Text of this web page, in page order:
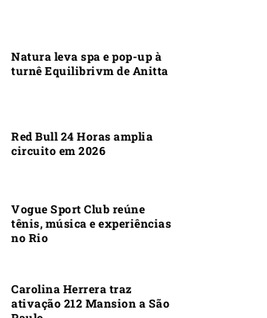
Natura leva spa e pop-up à
turnê Equilibrivm de Anitta
Red Bull 24 Horas amplia
circuito em 2026
Vogue Sport Club reúne
tênis, música e experiências
no Rio
Carolina Herrera traz
ativação 212 Mansion a São